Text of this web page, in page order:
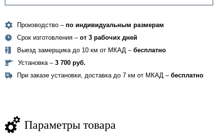
Производство – по индивидуальным размерам
Срок изготовления – от 3 рабочих дней
Выезд замерщика до 10 км от МКАД – бесплатно
Установка – 3 700 руб.
При заказе установки, доставка до 7 км от МКАД – бесплатно
Параметры товара